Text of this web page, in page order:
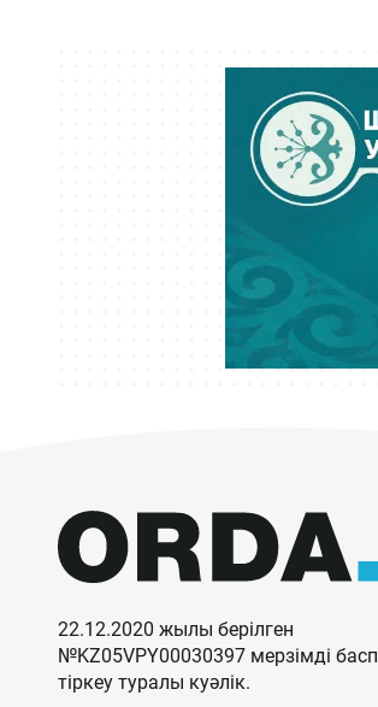
22.12.2020 жылы берілген
№KZ05VPY00030397 мерзімді
тіркеу туралы куәлік.